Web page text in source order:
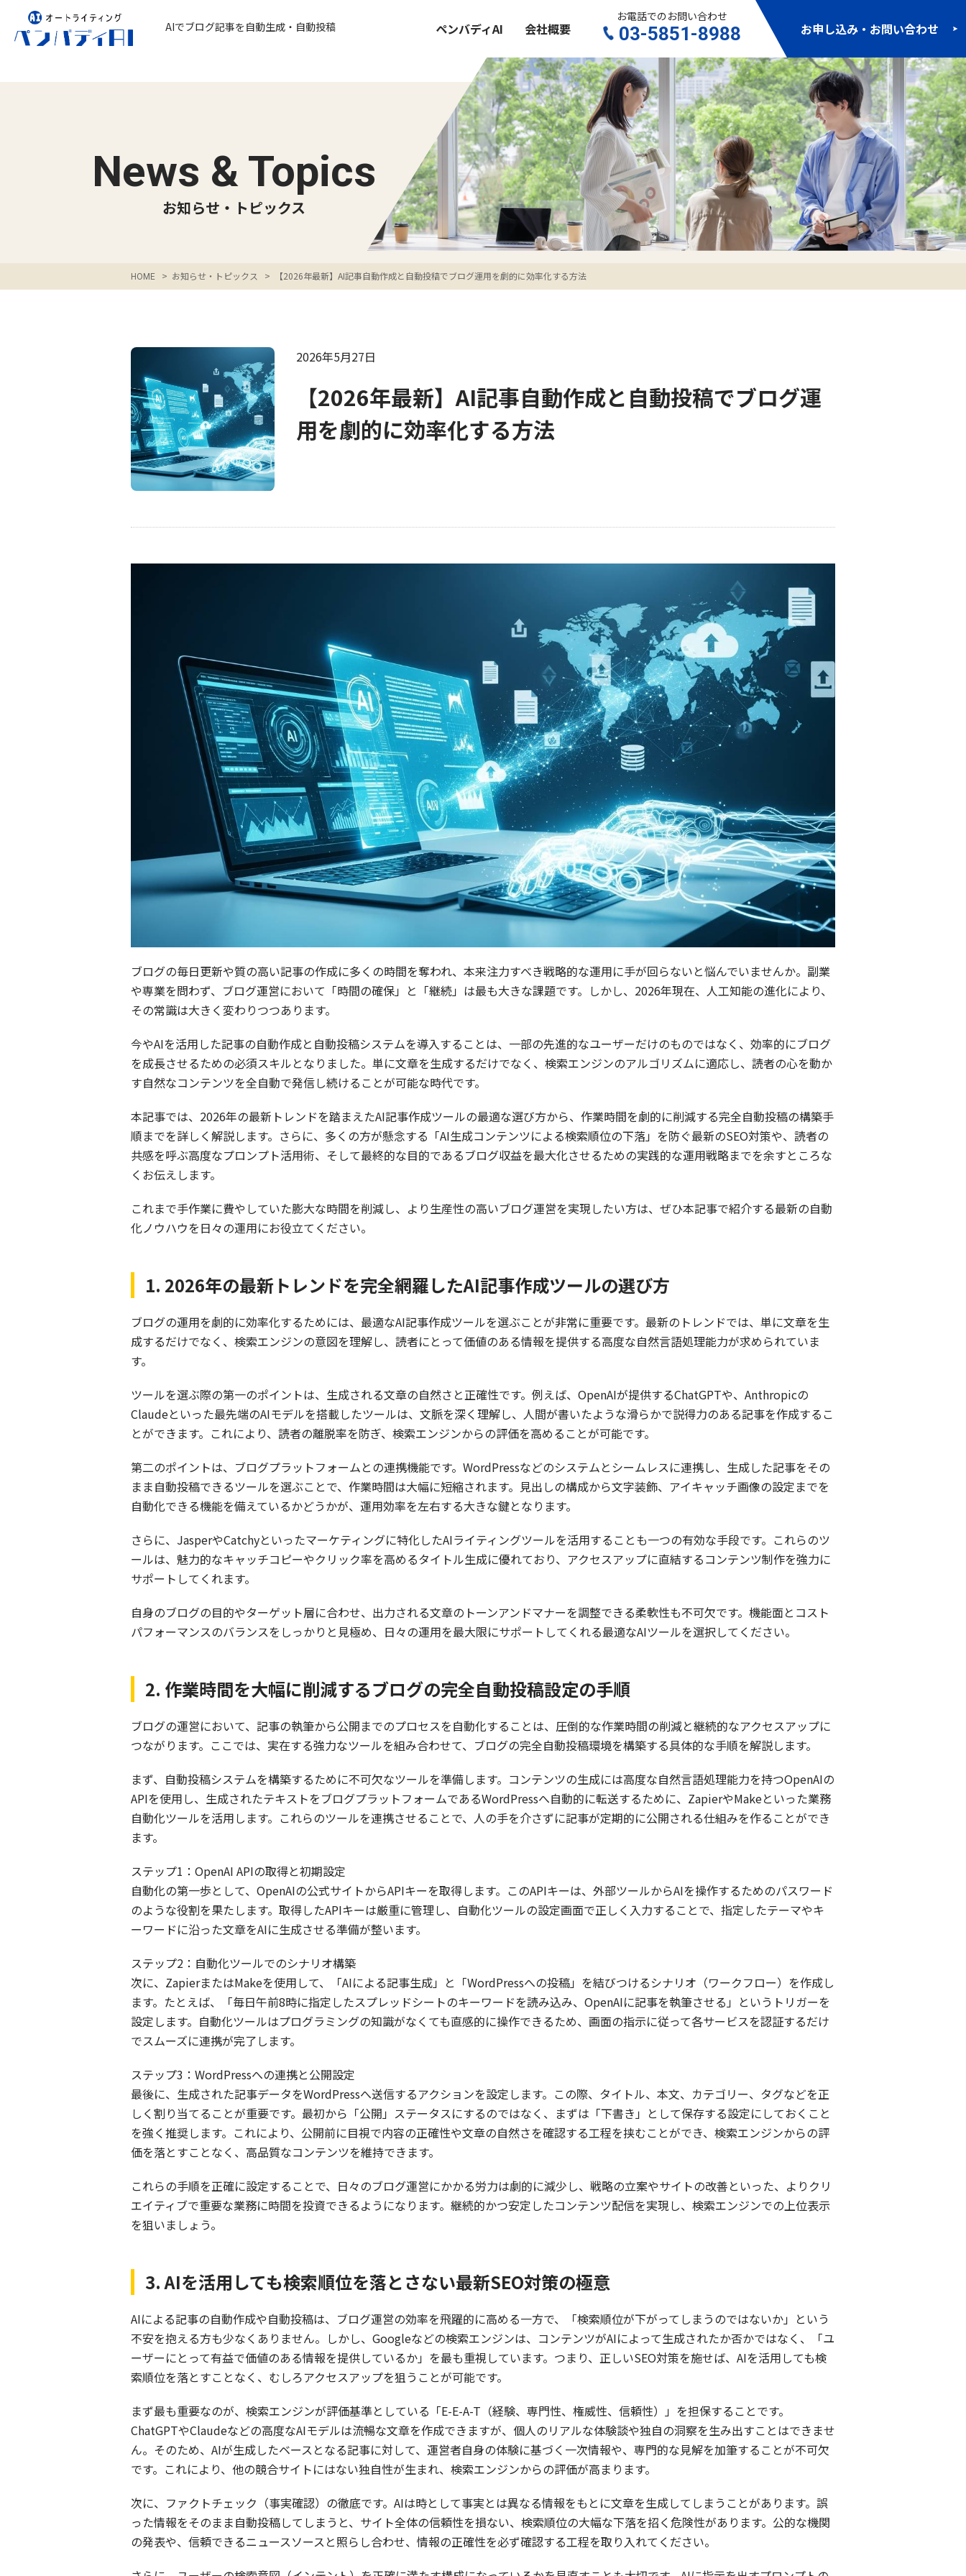
AIでブログ記事を自動生成・自動投稿 ペンバディAI 会社概要
お電話でのお問い合わせ
03-5851-8988 お申し込み・お問い合わせ
News & Topics
お知らせ・トピックス
HOME > お知らせ・トピックス > 【2026年最新】AI記事自動作成と自動投稿でブログ運用を劇的に効率化する方法
2026年5月27日
【2026年最新】AI記事自動作成と自動投稿でブログ運
用を劇的に効率化する方法
ブログの毎日更新や質の高い記事の作成に多くの時間を奪われ、本来注力すべき戦略的な運用に手が回らないと悩んでいませんか。副業
や専業を問わず、ブログ運営において「時間の確保」と「継続」は最も大きな課題です。しかし、2026年現在、人工知能の進化により、
その常識は大きく変わりつつあります。
今やAIを活用した記事の自動作成と自動投稿システムを導入することは、一部の先進的なユーザーだけのものではなく、効率的にブログ
を成長させるための必須スキルとなりました。単に文章を生成するだけでなく、検索エンジンのアルゴリズムに適応し、読者の心を動か
す自然なコンテンツを全自動で発信し続けることが可能な時代です。
本記事では、2026年の最新トレンドを踏まえたAI記事作成ツールの最適な選び方から、作業時間を劇的に削減する完全自動投稿の構築手
順までを詳しく解説します。さらに、多くの方が懸念する「AI生成コンテンツによる検索順位の下落」を防ぐ最新のSEO対策や、読者の
共感を呼ぶ高度なプロンプト活用術、そして最終的な目的であるブログ収益を最大化させるための実践的な運用戦略までを余すところな
くお伝えします。
これまで手作業に費やしていた膨大な時間を削減し、より生産性の高いブログ運営を実現したい方は、ぜひ本記事で紹介する最新の自動
化ノウハウを日々の運用にお役立てください。
1. 2026年の最新トレンドを完全網羅したAI記事作成ツールの選び方
ブログの運用を劇的に効率化するためには、最適なAI記事作成ツールを選ぶことが非常に重要です。最新のトレンドでは、単に文章を生
成するだけでなく、検索エンジンの意図を理解し、読者にとって価値のある情報を提供する高度な自然言語処理能力が求められていま
す。
ツールを選ぶ際の第一のポイントは、生成される文章の自然さと正確性です。例えば、OpenAIが提供するChatGPTや、Anthropicの
Claudeといった最先端のAIモデルを搭載したツールは、文脈を深く理解し、人間が書いたような滑らかで説得力のある記事を作成するこ
とができます。これにより、読者の離脱率を防ぎ、検索エンジンからの評価を高めることが可能です。
第二のポイントは、ブログプラットフォームとの連携機能です。WordPressなどのシステムとシームレスに連携し、生成した記事をその
まま自動投稿できるツールを選ぶことで、作業時間は大幅に短縮されます。見出しの構成から文字装飾、アイキャッチ画像の設定までを
自動化できる機能を備えているかどうかが、運用効率を左右する大きな鍵となります。
さらに、JasperやCatchyといったマーケティングに特化したAIライティングツールを活用することも一つの有効な手段です。これらのツ
ールは、魅力的なキャッチコピーやクリック率を高めるタイトル生成に優れており、アクセスアップに直結するコンテンツ制作を強力に
サポートしてくれます。
自身のブログの目的やターゲット層に合わせ、出力される文章のトーンアンドマナーを調整できる柔軟性も不可欠です。機能面とコスト
パフォーマンスのバランスをしっかりと見極め、日々の運用を最大限にサポートしてくれる最適なAIツールを選択してください。
2. 作業時間を大幅に削減するブログの完全自動投稿設定の手順
ブログの運営において、記事の執筆から公開までのプロセスを自動化することは、圧倒的な作業時間の削減と継続的なアクセスアップに
つながります。ここでは、実在する強力なツールを組み合わせて、ブログの完全自動投稿環境を構築する具体的な手順を解説します。
まず、自動投稿システムを構築するために不可欠なツールを準備します。コンテンツの生成には高度な自然言語処理能力を持つOpenAIの
APIを使用し、生成されたテキストをブログプラットフォームであるWordPressへ自動的に転送するために、ZapierやMakeといった業務
自動化ツールを活用します。これらのツールを連携させることで、人の手を介さずに記事が定期的に公開される仕組みを作ることができ
ます。
ステップ1：OpenAI APIの取得と初期設定
自動化の第一歩として、OpenAIの公式サイトからAPIキーを取得します。このAPIキーは、外部ツールからAIを操作するためのパスワード
のような役割を果たします。取得したAPIキーは厳重に管理し、自動化ツールの設定画面で正しく入力することで、指定したテーマやキ
ーワードに沿った文章をAIに生成させる準備が整います。
ステップ2：自動化ツールでのシナリオ構築
次に、ZapierまたはMakeを使用して、「AIによる記事生成」と「WordPressへの投稿」を結びつけるシナリオ（ワークフロー）を作成し
ます。たとえば、「毎日午前8時に指定したスプレッドシートのキーワードを読み込み、OpenAIに記事を執筆させる」というトリガーを
設定します。自動化ツールはプログラミングの知識がなくても直感的に操作できるため、画面の指示に従って各サービスを認証するだけ
でスムーズに連携が完了します。
ステップ3：WordPressへの連携と公開設定
最後に、生成された記事データをWordPressへ送信するアクションを設定します。この際、タイトル、本文、カテゴリー、タグなどを正
しく割り当てることが重要です。最初から「公開」ステータスにするのではなく、まずは「下書き」として保存する設定にしておくこと
を強く推奨します。これにより、公開前に目視で内容の正確性や文章の自然さを確認する工程を挟むことができ、検索エンジンからの評
価を落とすことなく、高品質なコンテンツを維持できます。
これらの手順を正確に設定することで、日々のブログ運営にかかる労力は劇的に減少し、戦略の立案やサイトの改善といった、よりクリ
エイティブで重要な業務に時間を投資できるようになります。継続的かつ安定したコンテンツ配信を実現し、検索エンジンでの上位表示
を狙いましょう。
3. AIを活用しても検索順位を落とさない最新SEO対策の極意
AIによる記事の自動作成や自動投稿は、ブログ運営の効率を飛躍的に高める一方で、「検索順位が下がってしまうのではないか」という
不安を抱える方も少なくありません。しかし、Googleなどの検索エンジンは、コンテンツがAIによって生成されたか否かではなく、「ユ
ーザーにとって有益で価値のある情報を提供しているか」を最も重視しています。つまり、正しいSEO対策を施せば、AIを活用しても検
索順位を落とすことなく、むしろアクセスアップを狙うことが可能です。
まず最も重要なのが、検索エンジンが評価基準としている「E-E-A-T（経験、専門性、権威性、信頼性）」を担保することです。
ChatGPTやClaudeなどの高度なAIモデルは流暢な文章を作成できますが、個人のリアルな体験談や独自の洞察を生み出すことはできませ
ん。そのため、AIが生成したベースとなる記事に対して、運営者自身の体験に基づく一次情報や、専門的な見解を加筆することが不可欠
です。これにより、他の競合サイトにはない独自性が生まれ、検索エンジンからの評価が高まります。
次に、ファクトチェック（事実確認）の徹底です。AIは時として事実とは異なる情報をもとに文章を生成してしまうことがあります。誤
った情報をそのまま自動投稿してしまうと、サイト全体の信頼性を損ない、検索順位の大幅な下落を招く危険性があります。公的な機関
の発表や、信頼できるニュースソースと照らし合わせ、情報の正確性を必ず確認する工程を取り入れてください。